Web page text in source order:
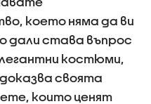
което няма да ви
дали става въпрос
костюми,
своята
които ценят